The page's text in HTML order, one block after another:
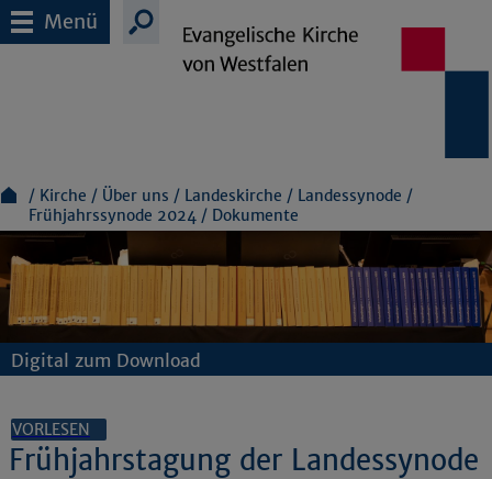
Menü
Kirche Über uns Landeskirche
Landessynode
Frühjahrssynode 2024
Dokumente
Digital zum Download
VORLESEN
Frühjahrstagung der Landessynode